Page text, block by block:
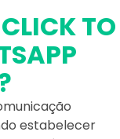
TO
estabelecer